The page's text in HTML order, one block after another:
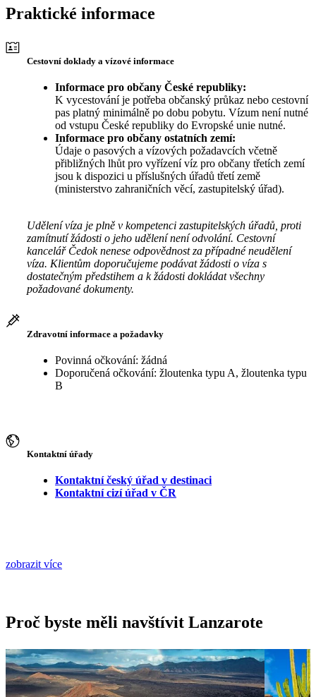
Praktické informace
Cestovní doklady a vízové informace
Informace pro občany České republiky:
K vycestování je potřeba občanský průkaz nebo cestovní
pas platný minimálně po dobu pobytu. Vízum není nutné
od vstupu České republiky do Evropské unie nutné.
Informace pro občany ostatních zemí:
Údaje o pasových a vízových požadavcích včetně
přibližných lhůt pro vyřízení víz pro občany třetích zemí
jsou k dispozici u příslušných úřadů třetí země
(ministerstvo zahraničních věcí, zastupitelský úřad).
Udělení víza je plně v kompetenci zastupitelských úřadů, proti
zamítnutí žádosti o jeho udělení není odvolání. Cestovní
kancelář Čedok nenese odpovědnost za případné neudělení
víza. Klientům doporučujeme podávat žádosti o víza s
dostatečným předstihem a k žádosti dokládat všechny
požadované dokumenty.
Zdravotní informace a požadavky
Povinná očkování: žádná
Doporučená očkování: žloutenka typu A, žloutenka typu
B
Kontaktní úřady
Kontaktní český úřad v destinaci
Kontaktní cizí úřad v ČR
zobrazit více
Proč byste měli navštívit Lanzarote